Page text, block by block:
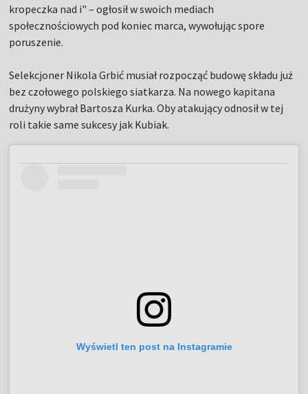
kropeczka nad i" – ogłosił w swoich mediach
społecznościowych pod koniec marca, wywołując spore
poruszenie.
Selekcjoner Nikola Grbić musiał rozpocząć budowę składu już
bez czołowego polskiego siatkarza. Na nowego kapitana
drużyny wybrał Bartosza Kurka. Oby atakujący odnosił w tej
roli takie same sukcesy jak Kubiak.
Wyświetl ten post na Instagramie